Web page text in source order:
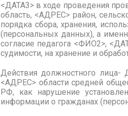
<ДАТА3> в ходе проведения
область, <АДРЕС> район,
порядка сбора, хранения,
(персональных данных), а
согласие педагога <ФИО2>,
судимости, на хранение и
Действия должностного лица-
<АДРЕС> области средней
РФ, как нарушение
информации о гражданах